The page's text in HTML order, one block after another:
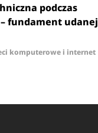
podczas
fundament udanej
komputerowe i internet